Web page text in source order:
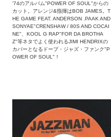
'74のアルバム"POWER OF SOUL"からの
カット。アレンジ&指揮はBOB JAMES。T
HE GAME FEAT. ANDERSON .PAAK AND
SONYAE"CRENSHAW / 80S AND COCAI
NE"、KOOL G RAP"FOR DA BROTHA
Z"等ネタでよく使われるJIMI HENDRIXの
カバーとなるドープ・ジャズ・ファンク"P
OWER OF SOUL"！